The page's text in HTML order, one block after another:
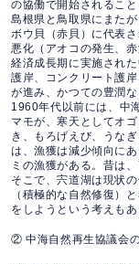
の協働で開始されること
島根県と鳥取県にまた
ボウ貝（赤貝）に代表
悪化（アオコの発生、
経済成長期に実施され
護岸、コンクリート護
が進み、かつての豊潤
1960年代以前には、中
マモが、寒天としてオ
き、もろげえび、うな
は、漁獲は減少傾向に
ミの漁獲がある。昔は
そこで、宍道湖は現状
（積極的な自然修復）
をしようという考えもあ
② 中海自然再生協議会